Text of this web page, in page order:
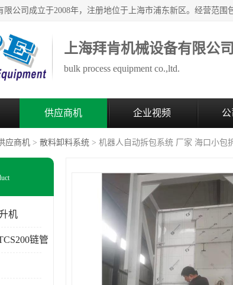
上海拜肯机械设备有限公司
bulk process equipment co.,ltd.
供应商机 企业视频
应商机 > 散料卸料系统 > 机器人自动拆包系统 厂家 海口小包
机
链管